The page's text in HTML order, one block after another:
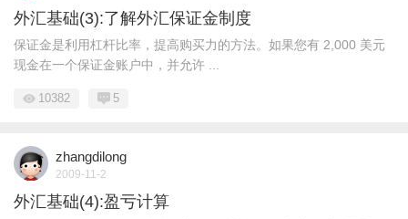
外汇基础(3):了解外汇保证金制度
保证金是利用杠杆比率，提高购买力的方法。如果您有 2,000 美元
现金在一个保证金账户中，并允许 ...
10382 5
zhangdilong
2009-11-2
外汇基础(4):盈亏计算